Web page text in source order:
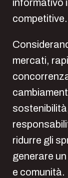
informativo
competitive.
mercati,
ridurre gli
generare
e comunità.